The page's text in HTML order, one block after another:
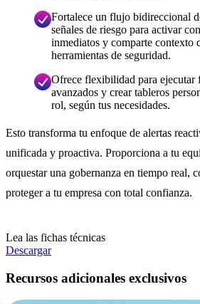
Fortalece un flujo bidireccional
señales de riesgo para activar
inmediatos y comparte contexto
herramientas de seguridad.
Ofrece flexibilidad para ejecutar
avanzados y crear tableros
rol, según tus necesidades.
Esto transforma tu enfoque de alertas
unificada y proactiva. Proporciona a tu
orquestar una gobernanza en tiempo real,
proteger a tu empresa con total confianza.
Lea las fichas técnicas
Descargar
Recursos adicionales exclusivos